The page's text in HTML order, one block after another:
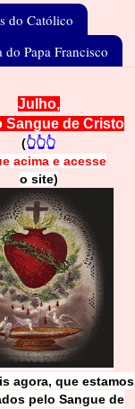
do Católico
Papa Francisco
Julho,
Sangue de Cristo
(👆👆👆
acima e acesse
o site)
agora, que estamos
pelo Sangue de